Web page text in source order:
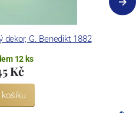
dekor, G. Benedikt 1882
12 ks
Kč
košíku